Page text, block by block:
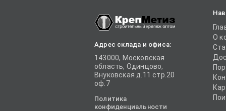
Адрес склада и офиса:
143000, Московская
область, Одинцово,
Внуковская д.11 стр.20
оф.7
Политика
конфиденциальности
О